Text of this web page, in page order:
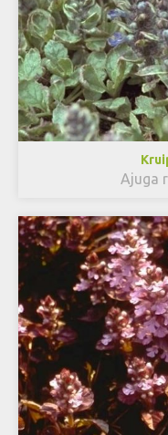
Ajuga